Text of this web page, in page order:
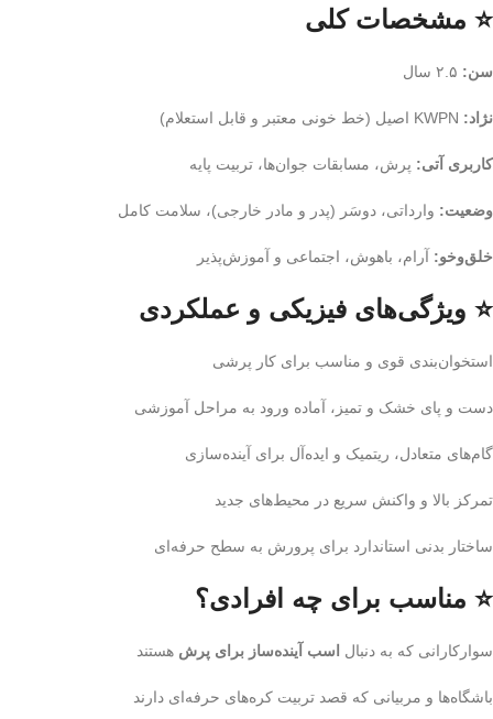
⭐ مشخصات کلی
سن:
نژاد:
کاربری آتی: پرش، مسابقات جوان‌ها، تربیت پایه
وضعیت: وارداتی، دوسَر (پدر و مادر خارجی)، سلامت کامل
خلق‌وخو: آرام، باهوش، اجتماعی و آموزش‌پذیر
⭐ ویژگی‌های فیزیکی و عملکردی
استخوان‌بندی قوی و مناسب برای کار پرشی
دست و پای خشک و تمیز، آماده ورود به مراحل آموزشی
گام‌های متعادل، ریتمیک و ایده‌آل برای آینده‌سازی
تمرکز بالا و واکنش سریع در محیط‌های جدید
ساختار بدنی استاندارد برای پرورش به سطح حرفه‌ای
⭐ مناسب برای چه افرادی؟
سوارکارانی که به دنبال اسب آینده‌ساز برای پرش هستند
باشگاه‌ها و مربیانی که قصد تربیت کره‌های حرفه‌ای دارند